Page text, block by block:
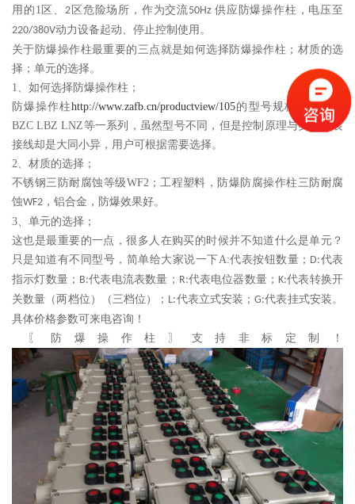
用的 1 区、2 区危险场所，作为交流50Hz 供应防爆操作柱，电压至
220/380V动力设备起动、停止控制使用。
关于防爆操作柱最重要的三点就是如何选择防爆操作柱；材质的选
择；单元的选择。
1、如何选择防爆操作柱；
防爆操作柱http://www.zafb.cn/productview/105的型号规格很多如：
BZC LBZ LNZ等一系列，虽然型号不同，但是控制原理与实际安装
接线却是大同小异，用户可根据需要选择。
2、材质的选择；
不锈钢三防耐腐蚀等级WF2；工程塑料，防爆防腐操作柱三防耐腐
蚀WF2 ，铝合金，防爆效果好。
3、单元的选择；
这也是最重要的一点，很多人在购买的时候并不知道什么是单元？
只是知道有不同型号，简单给大家说一下A:代表按钮数量； D:代表
指示灯数量； B:代表电流表数量； R:代表电位器数量；K:代表转换开
关数量（两档位）（三档位）； L:代表立式安装；G:代表挂式安装。
具体价格参数可来电咨询！
〖防爆操作柱〗支持非标定制！